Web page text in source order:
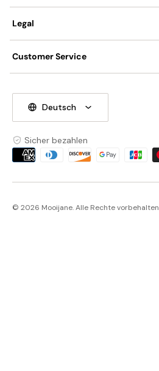
Legal
Customer Service
Deutsch
Sicher bezahlen
Zahlungsmethoden
© 2026 Mooijane. Alle Rechte vorbehalten